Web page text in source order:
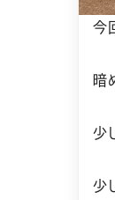
今
暗
少
少